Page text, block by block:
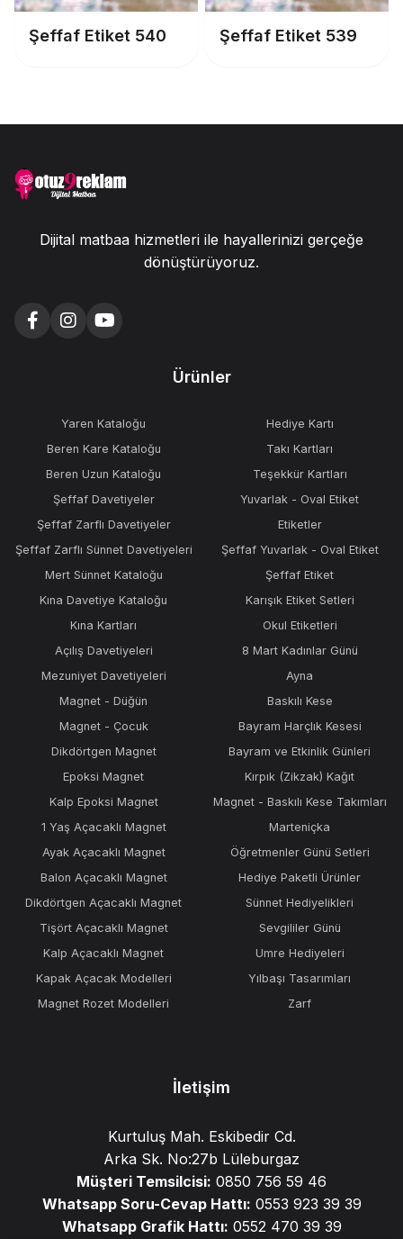
Şeffaf Etiket 540 Şeffaf Etiket 539
Dijital matbaa hizmetleri ile hayallerinizi gerçeğe
dönüştürüyoruz.
Ürünler
Yaren Kataloğu
Beren Kare Kataloğu
Beren Uzun Kataloğu
Şeffaf Davetiyeler
Şeffaf Zarflı Davetiyeler
Şeffaf Zarflı Sünnet Davetiyeleri
Mert Sünnet Kataloğu
Kına Davetiye Kataloğu
Kına Kartları
Açılış Davetiyeleri
Mezuniyet Davetiyeleri
Magnet - Düğün
Magnet - Çocuk
Dikdörtgen Magnet
Epoksi Magnet
Kalp Epoksi Magnet
1 Yaş Açacaklı Magnet
Ayak Açacaklı Magnet
Balon Açacaklı Magnet
Dikdörtgen Açacaklı Magnet
Tişört Açacaklı Magnet
Kalp Açacaklı Magnet
Kapak Açacak Modelleri
Magnet Rozet Modelleri
Hediye Kartı
Takı Kartları
Teşekkür Kartları
Yuvarlak - Oval Etiket
Etiketler
Şeffaf Yuvarlak - Oval Etiket
Şeffaf Etiket
Karışık Etiket Setleri
Okul Etiketleri
8 Mart Kadınlar Günü
Ayna
Baskılı Kese
Bayram Harçlık Kesesi
Bayram ve Etkinlik Günleri
Kırpık (Zikzak) Kağıt
Magnet - Baskılı Kese Takımları
Marteniçka
Öğretmenler Günü Setleri
Hediye Paketli Ürünler
Sünnet Hediyelikleri
Sevgililer Günü
Umre Hediyeleri
Yılbaşı Tasarımları
Zarf
İletişim
Kurtuluş Mah. Eskibedir Cd.
Arka Sk. No:27b Lüleburgaz
Müşteri Temsilcisi: 0850 756 59 46
Whatsapp Soru-Cevap Hattı: 0553 923 39 39
Whatsapp Grafik Hattı: 0552 470 39 39